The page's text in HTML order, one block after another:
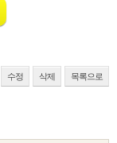
수정 삭제 목록으로